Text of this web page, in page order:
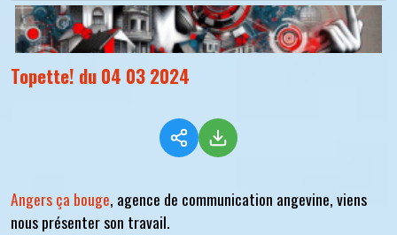
Topette! du 04 03 2024
Angers ça bouge, agence de communication angevine, viens
nous présenter son travail.